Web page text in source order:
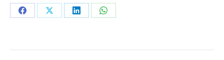
Share Share Share Share